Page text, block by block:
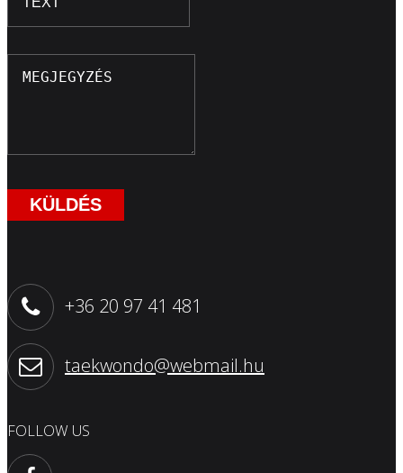
KÜLDÉS
+36 20 97 41 481
taekwondo@webmail.hu
FOLLOW US